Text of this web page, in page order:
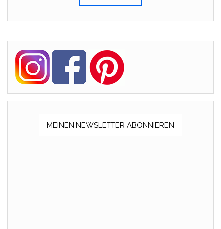
MEINEN NEWSLETTER ABONNIEREN